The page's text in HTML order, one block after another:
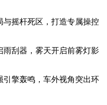
与摇杆死区，打造专属操控
雨刮器，雾天开启前雾灯影
引擎轰鸣，车外视角突出环